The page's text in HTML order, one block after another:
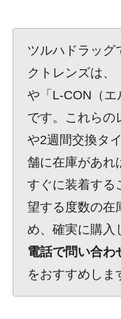
ツルハドラッグ
クトレンズは、
や「L-CON（エ
です。これらの
や2週間交換タ
舗に在庫があれ
すぐに装着する
望する度数の在
め、確実に購入
電話で問い合わ
をおすすめしま